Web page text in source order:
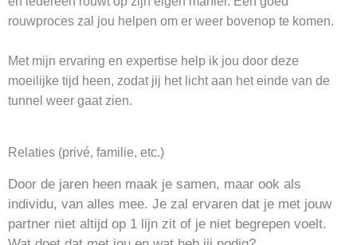
rouwproces zal jou helpen om er weer bovenop te komen.
Met mijn ervaring en expertise help ik jou door deze
moeilijke tijd heen, zodat jij het licht aan het einde van de
tunnel weer gaat zien.
Relaties (privé, familie, etc.)
Door de jaren heen maak je samen, maar ook als
individu, van alles mee. Je zal ervaren dat je met jouw
partner niet altijd op 1 lijn zit of je niet begrepen voelt.